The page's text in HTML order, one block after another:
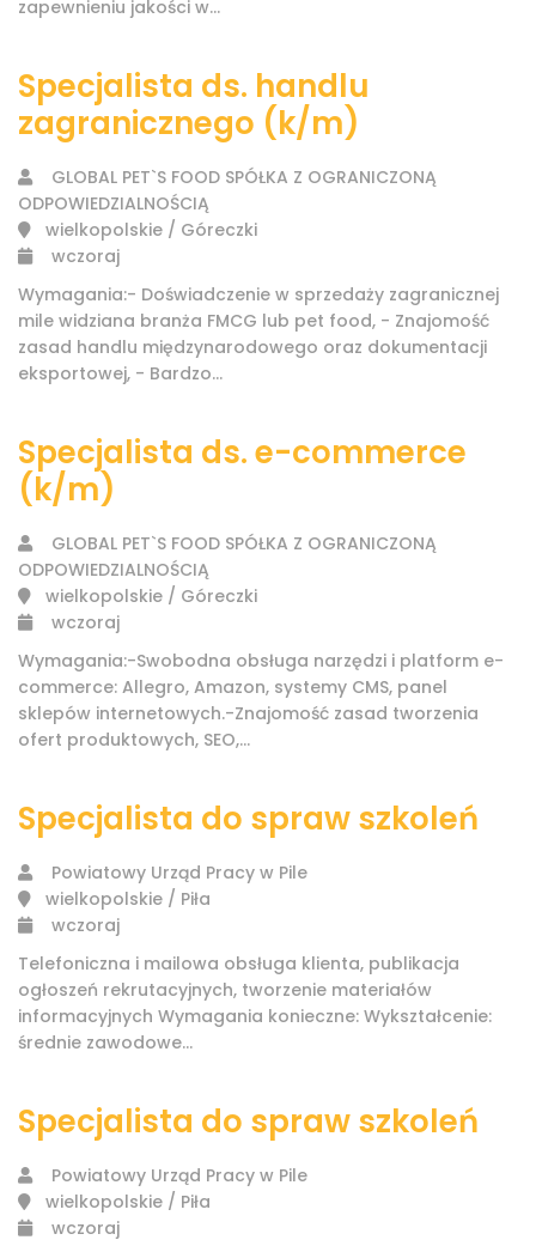
zapewnieniu jakości w...
Specjalista ds. handlu
zagranicznego (k/m)
GLOBAL PET`S FOOD SPÓŁKA Z OGRANICZONĄ
ODPOWIEDZIALNOŚCIĄ
wielkopolskie / Góreczki
wczoraj
Wymagania:- Doświadczenie w sprzedaży zagranicznej
mile widziana branża FMCG lub pet food, - Znajomość
zasad handlu międzynarodowego oraz dokumentacji
eksportowej, - Bardzo...
Specjalista ds. e-commerce
(k/m)
GLOBAL PET`S FOOD SPÓŁKA Z OGRANICZONĄ
ODPOWIEDZIALNOŚCIĄ
wielkopolskie / Góreczki
wczoraj
Wymagania:-Swobodna obsługa narzędzi i platform e-
commerce: Allegro, Amazon, systemy CMS, panel
sklepów internetowych.-Znajomość zasad tworzenia
ofert produktowych, SEO,...
Specjalista do spraw szkoleń
Powiatowy Urząd Pracy w Pile
wielkopolskie / Piła
wczoraj
Telefoniczna i mailowa obsługa klienta, publikacja
ogłoszeń rekrutacyjnych, tworzenie materiałów
informacyjnych Wymagania konieczne: Wykształcenie:
średnie zawodowe...
Specjalista do spraw szkoleń
Powiatowy Urząd Pracy w Pile
wielkopolskie / Piła
wczoraj